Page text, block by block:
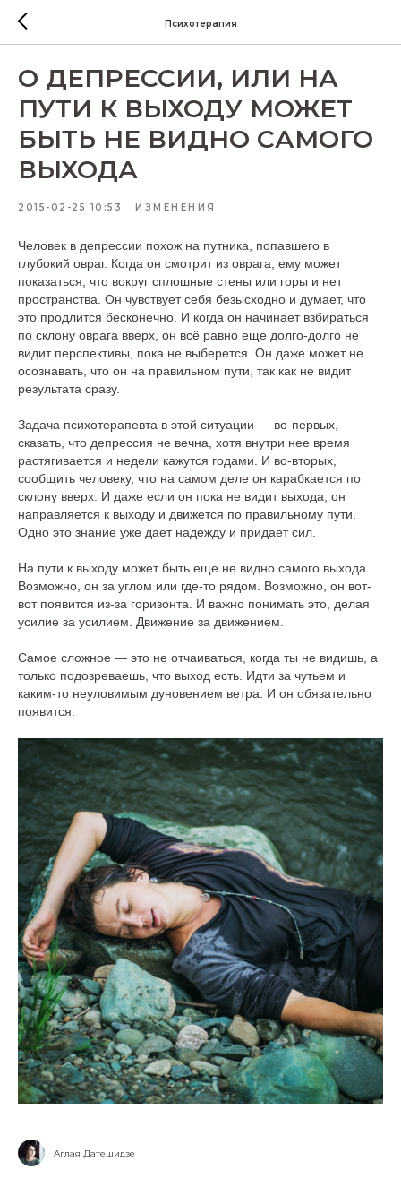
Психотерапия
О ДЕПРЕССИИ, ИЛИ НА
ПУТИ К ВЫХОДУ МОЖЕТ
БЫТЬ НЕ ВИДНО САМОГО
ВЫХОДА
2015-02-25 10:53 ИЗМЕНЕНИЯ
Человек в депрессии похож на путника, попавшего в
глубокий овраг. Когда он смотрит из оврага, ему может
показаться, что вокруг сплошные стены или горы и нет
пространства. Он чувствует себя безысходно и думает, что
это продлится бесконечно. И когда он начинает взбираться
по склону оврага вверх, он всё равно еще долго-долго не
видит перспективы, пока не выберется. Он даже может не
осознавать, что он на правильном пути, так как не видит
результата сразу.
Задача психотерапевта в этой ситуации — во-первых,
сказать, что депрессия не вечна, хотя внутри нее время
растягивается и недели кажутся годами. И во-вторых,
сообщить человеку, что на самом деле он карабкается по
склону вверх. И даже если он пока не видит выхода, он
направляется к выходу и движется по правильному пути.
Одно это знание уже дает надежду и придает сил.
На пути к выходу может быть еще не видно самого выхода.
Возможно, он за углом или где-то рядом. Возможно, он вот-
вот появится из-за горизонта. И важно понимать это, делая
усилие за усилием. Движение за движением.
Самое сложное — это не отчаиваться, когда ты не видишь, а
только подозреваешь, что выход есть. Идти за чутьем и
каким-то неуловимым дуновением ветра. И он обязательно
появится.
Аглая Датешидзе